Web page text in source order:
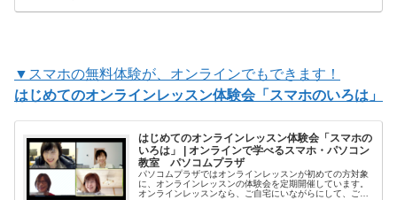
▼スマホの無料体験が、オンラインでもできます！
はじめてのオンラインレッスン体験会「スマホのいろは」
はじめてのオンラインレッスン体験会「スマホの
いろは」 | オンラインで学べるスマホ・パソコン
教室 パソコムプラザ
パソコムプラザではオンラインレッスンが初めての方対象
に、オンラインレッスンの体験会を定期開催しています。
オンラインレッスンなら、ご自宅にいながらにして、ご自